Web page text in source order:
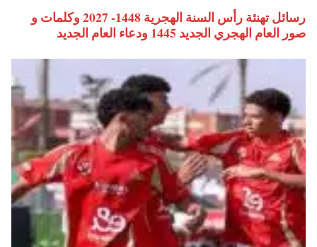
رسائل تهنئة رأس السنة الهجرية 1448- 2027 وكلمات و
صور العام الهجري الجديد 1445 ودعاء العام الجديد